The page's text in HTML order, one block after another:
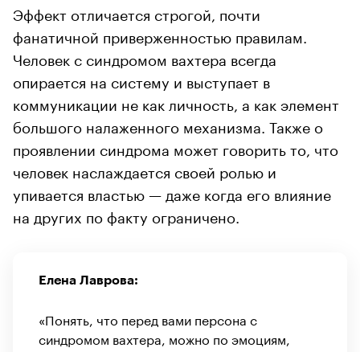
Эффект отличается строгой, почти
фанатичной приверженностью правилам.
Человек с синдромом вахтера всегда
опирается на систему и выступает в
коммуникации не как личность, а как элемент
большого налаженного механизма. Также о
проявлении синдрома может говорить то, что
человек наслаждается своей ролью и
упивается властью — даже когда его влияние
на других по факту ограничено.
Елена Лаврова:
«Понять, что перед вами персона с
синдромом вахтера, можно по эмоциям,